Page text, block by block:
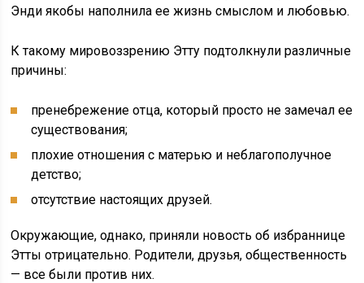
Энди якобы наполнила ее жизнь смыслом и любовью.
К такому мировоззрению Этту подтолкнули различные
причины:
пренебрежение отца, который просто не замечал ее
существования;
плохие отношения с матерью и неблагополучное
детство;
отсутствие настоящих друзей.
Окружающие, однако, приняли новость об избраннице
Этты отрицательно. Родители, друзья, общественность
— все были против них.